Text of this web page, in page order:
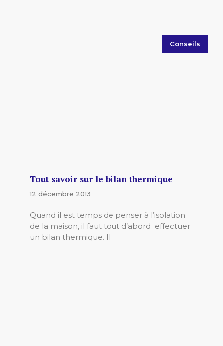
Conseils
Tout savoir sur le bilan thermique
12 décembre 2013
Quand il est temps de penser à l’isolation
de la maison, il faut tout d’abord effectuer
un bilan thermique. Il